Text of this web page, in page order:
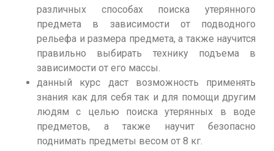
различных способах поиска утерянного
предмета в зависимости от подводного
рельефа и размера предмета, а также научится
правильно выбирать технику подъема в
зависимости от его массы.
данный курс даст возможность применять
знания как для себя так и для помощи другим
людям с целью поиска утерянных в воде
предметов, а также научит безопасно
поднимать предметы весом от 8 кг.